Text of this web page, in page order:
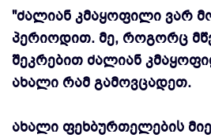
"ძალიან კმაყოფილი ვარ
პერიოდით. მე, როგორც
შეკრებით ძალიან
ახალი რამ გამოვცადეთ.
ახალი ფეხბურთელების